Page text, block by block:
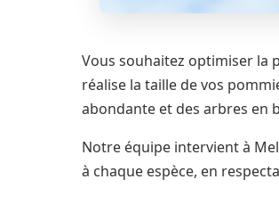
Vous souhaitez optimiser la
réalise la taille de vos
abondante et des arbres en
Notre équipe intervient à
à chaque espèce, en